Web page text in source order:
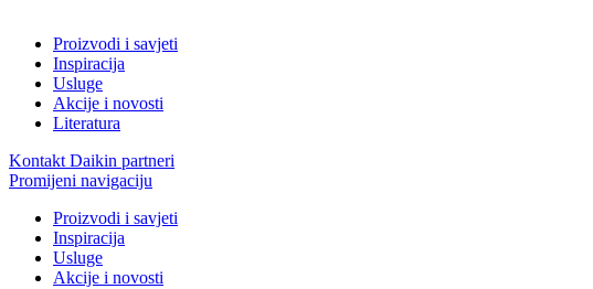
Proizvodi i savjeti
Inspiracija
Usluge
Akcije i novosti
Literatura
Kontakt Daikin partneri
Promijeni navigaciju
Proizvodi i savjeti
Inspiracija
Usluge
Akcije i novosti